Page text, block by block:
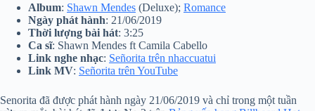
Album: Shawn Mendes (Deluxe); Romance
Ngày phát hành: 21/06/2019
Thời lượng bài hát: 3:25
Ca sĩ: Shawn Mendes ft Camila Cabello
Link nghe nhạc: Señorita trên nhaccuatui
Link MV: Señorita trên YouTube
Senorita đã được phát hành ngày 21/06/2019 và chỉ trong một tuần